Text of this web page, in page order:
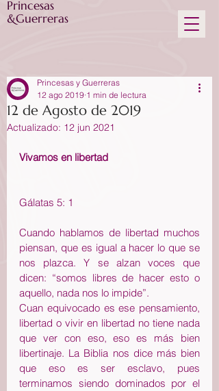
Princesas
&Guerreras
12 de Agosto de 2019
Princesas y Guerreras
12 ago 2019 1 min de lectura
Actualizado: 12 jun 2021
Vivamos en libertad
Gálatas 5: 1
Cuando hablamos de libertad muchos
piensan, que es igual a hacer lo que se
nos plazca. Y se alzan voces que
dicen: “somos libres de hacer esto o
aquello, nada nos lo impide”.
Cuan equivocado es ese pensamiento,
libertad o vivir en libertad no tiene nada
que ver con eso, eso es más bien
libertinaje. La Biblia nos dice más bien
que eso es ser esclavo, pues
terminamos siendo dominados por el